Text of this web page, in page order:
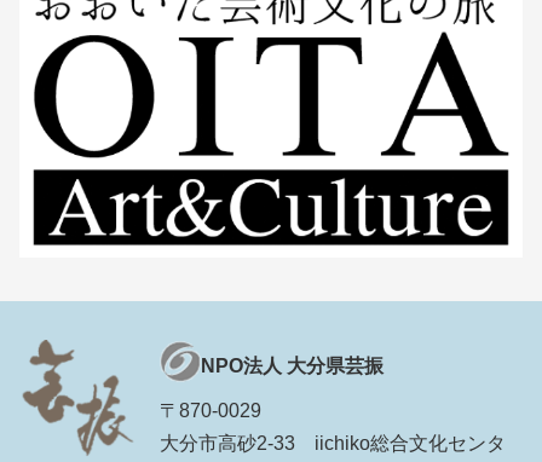
NPO法人 大分県芸振
〒870-0029
大分市高砂2-33 iichiko総合文化センタ